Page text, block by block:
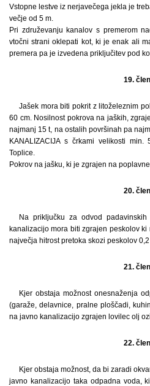
Vstopne lestve iz nerjavečega jekla je
večje od 5 m.
Pri združevanju kanalov s premerom
vtočni strani oklepati kot, ki je enak ali
premera pa je izvedena priključitev pod
19. člen
Jašek mora biti pokrit z litoželeznim
60 cm. Nosilnost pokrova na jaških,
najmanj 15 t, na ostalih površinah pa
KANALIZACIJA s črkami velikosti
Toplice.
Pokrov na jašku, ki je zgrajen na
20. člen
Na priključku za odvod
kanalizacijo mora biti zgrajen peskolov
največja hitrost pretoka skozi peskolov 0,2
21. člen
Kjer obstaja možnost onesnaženja
(garaže, delavnice, pralne ploščadi,
na javno kanalizacijo zgrajen lovilec olj
22. člen
Kjer obstaja možnost, da bi zaradi
javno kanalizacijo taka odpadna voda,